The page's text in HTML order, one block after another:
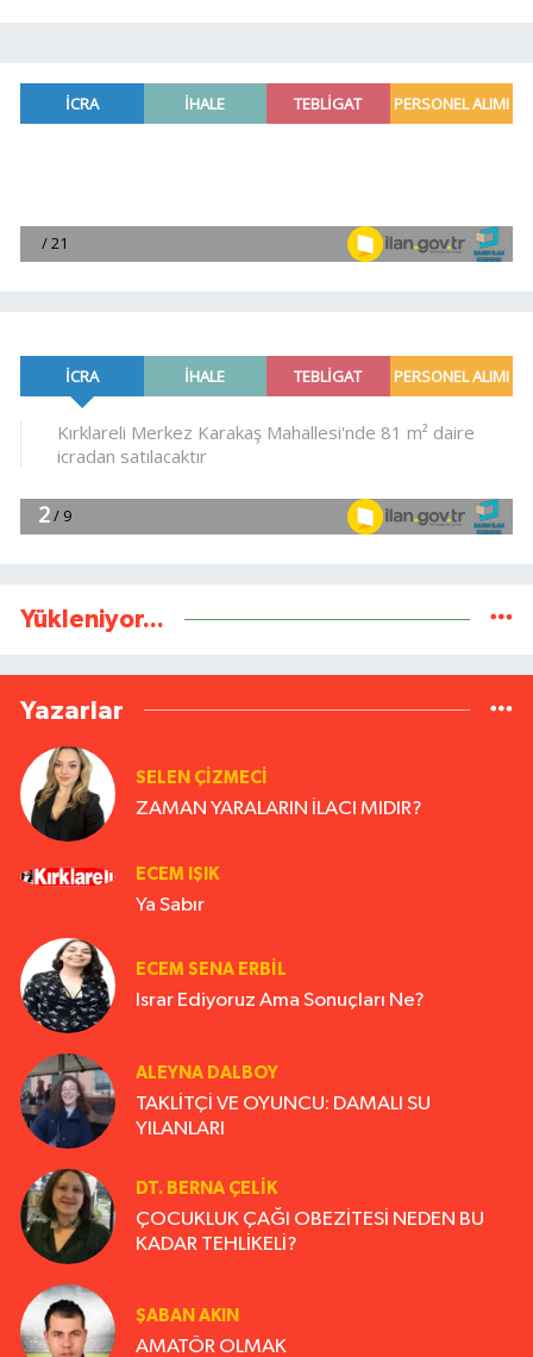
Yükleniyor...
Yazarlar
SELEN ÇİZMECİ
ZAMAN YARALARIN İLACI MIDIR?
ECEM IŞIK
Ya Sabır
ECEM SENA ERBIL
Israr Ediyoruz Ama Sonuçları Ne?
ALEYNA DALBOY
TAKLİTÇİ VE OYUNCU: DAMALI SU
YILANLARI
DT. BERNA ÇELIK
ÇOCUKLUK ÇAĞI OBEZİTESİ NEDEN BU
KADAR TEHLİKELİ?
ŞABAN AKIN
AMATÖR OLMAK